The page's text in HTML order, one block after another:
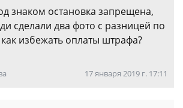
знаком остановка запрещена,
сделали два фото с разницей по
избежать оплаты штрафа?
17 января 2019 г. 17:11